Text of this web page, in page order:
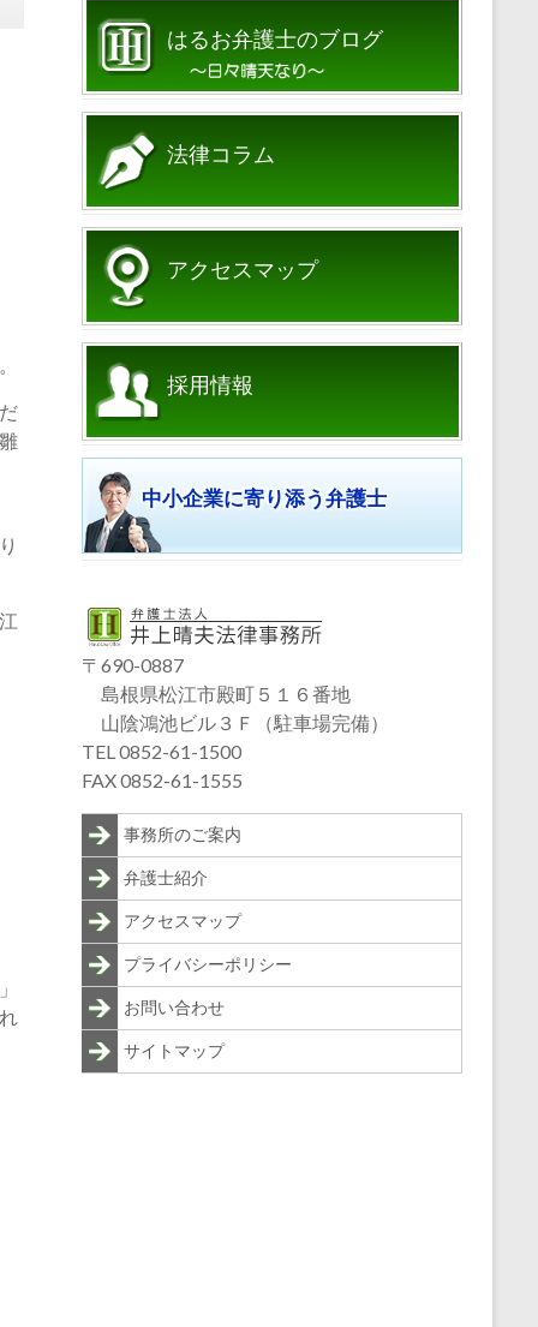
はるお弁護士のブログ
法律コラム
アクセスマップ
採用情報
中小企業に寄り添う弁護士
〒690-0887
島根県松江市殿町５１６番地
山陰鴻池ビル３Ｆ（駐車場完備）
TEL 0852-61-1500
FAX 0852-61-1555
事務所のご案内
弁護士紹介
アクセスマップ
プライバシーポリシー
お問い合わせ
サイトマップ